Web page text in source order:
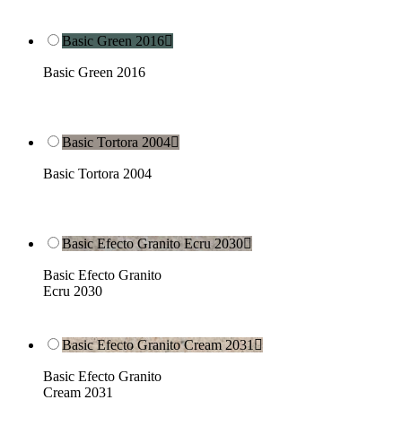
Basic Green 2016
Basic Green 2016
Basic Tortora 2004
Basic Tortora 2004
Basic Efecto Granito Ecru 2030
Basic Efecto Granito
Ecru 2030
Basic Efecto Granito Cream 2031
Basic Efecto Granito
Cream 2031